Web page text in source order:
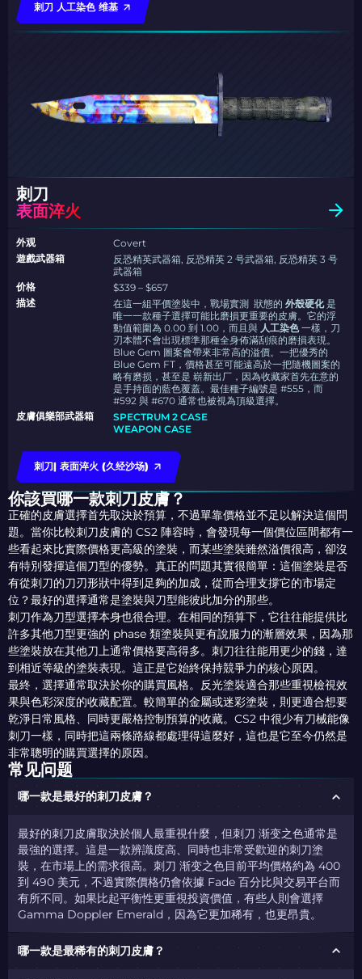
刺刀 人工染色 维基
刺刀
表面淬火
外观
Covert
遊戲武器箱
反恐精英武器箱, 反恐精英 2 号武器箱, 反恐精英 3 号
武器箱
价格
$339 – $657
描述
在這一組平價塗裝中，戰場實測 狀態的外殼硬化是
唯一一款種子選擇可能比磨損更重要的皮膚。它的浮
動值範圍為 0.00 到 1.00，而且與 人工染色一樣，刀
刃本體不會出現標準那種全身佈滿刮痕的磨損表現。
Blue Gem 圖案會帶來非常高的溢價。一把優秀的
Blue Gem FT，價格甚至可能遠高於一把隨機圖案的
略有磨损，甚至是 崭新出厂，因為收藏家首先在意的
是手持面的藍色覆蓋。最佳種子編號是 #555，而
#592 與 #670 通常也被視為頂級選擇。
皮膚俱樂部武器箱
SPECTRUM 2 CASE
WEAPON CASE
刺刀| 表面淬火 (久经沙场)
你該買哪一款刺刀皮膚？
正確的皮膚選擇首先取決於預算，不過單靠價格並不足以解決這個問
題。當你比較刺刀皮膚的 CS2 陣容時，會發現每一個價位區間都有一
些看起來比實際價格更高級的塗裝，而某些塗裝雖然溢價很高，卻沒
有特別發揮這個刀型的優勢。真正的問題其實很簡單：這個塗裝是否
有從刺刀的刀刃形狀中得到足夠的加成，從而合理支撐它的市場定
位？最好的選擇通常是塗裝與刀型能彼此加分的那些。
刺刀作為刀型選擇本身也很合理。在相同的預算下，它往往能提供比
許多其他刀型更強的 phase 類塗裝與更有說服力的漸層效果，因為那
些塗裝放在其他刀上通常價格要高得多。刺刀往往能用更少的錢，達
到相近等級的塗裝表現。這正是它始終保持競爭力的核心原因。
最終，選擇通常取決於你的購買風格。反光塗裝適合那些重視檢視效
果與色彩深度的收藏配置。較簡單的金屬或迷彩塗裝，則更適合想要
乾淨日常風格、同時更嚴格控制預算的收藏。CS2 中很少有刀械能像
刺刀一樣，同時把這兩條路線都處理得這麼好，這也是它至今仍然是
非常聰明的購買選擇的原因。
常见问题
哪一款是最好的刺刀皮膚？
最好的刺刀皮膚取決於個人最重視什麼，但刺刀 渐变之色通常是
最強的選擇。這是一款辨識度高、同時也非常受歡迎的刺刀塗
裝，在市場上的需求很高。刺刀 渐变之色目前平均價格約為 400
到 490 美元，不過實際價格仍會依據 Fade 百分比與交易平台而
有所不同。如果比起平衡性更重視投資價值，有些人則會選擇
Gamma Doppler Emerald，因為它更加稀有，也更昂貴。
哪一款是最稀有的刺刀皮膚？